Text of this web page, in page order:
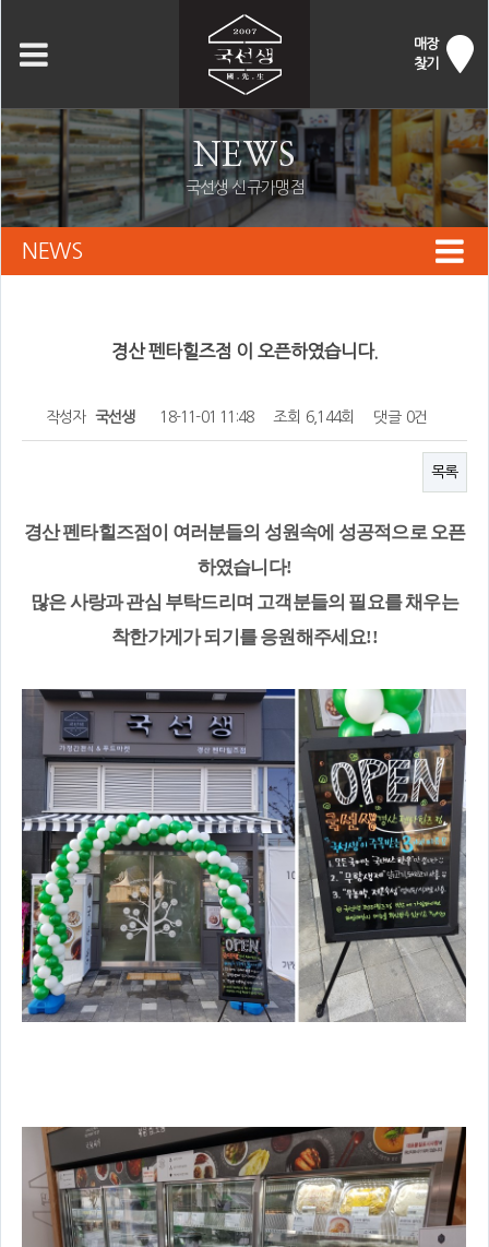
매장
찾기
NEWS
국선생 신규가맹점
NEWS
경산 펜타힐즈점 이 오픈하였습니다.
작성자 국선생 18-11-01 11:48 조회 6,144회 댓글 0건
목록
경산 펜타힐즈점이 여러분들의 성원속에 성공적으로 오픈
하였습니다!
많은 사랑과 관심 부탁드리며 고객분들의 필요를 채우는
착한가게가 되기를 응원해주세요!!